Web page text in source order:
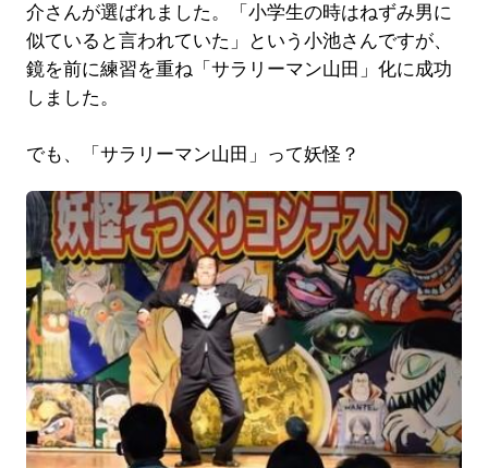
介さんが選ばれました。「小学生の時はねずみ男に
似ていると言われていた」という小池さんですが、
鏡を前に練習を重ね「サラリーマン山田」化に成功
しました。
でも、「サラリーマン山田」って妖怪？